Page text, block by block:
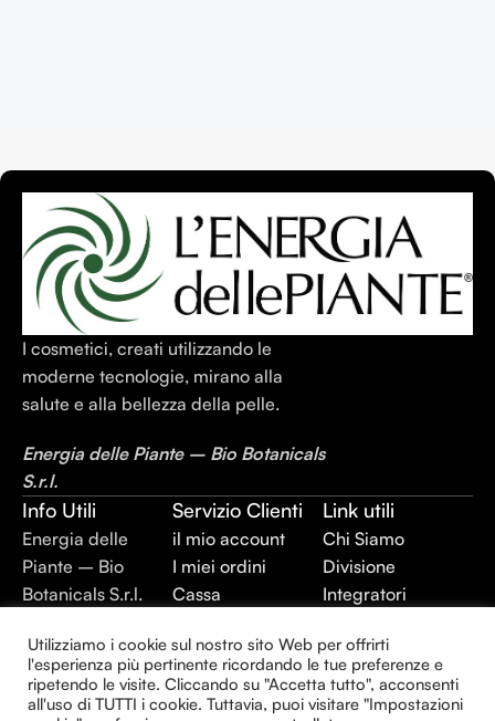
I cosmetici, creati utilizzando le
moderne tecnologie, mirano alla
salute e alla bellezza della pelle.
Energia delle Piante – Bio Botanicals
S.r.l.
Info Utili
Energia delle
Piante – Bio
Botanicals S.r.l.
02403420744
REA: BR –
143930
Servizio Clienti
il mio account
I miei ordini
Cassa
Condizioni
Privacy Policy
Link utili
Chi Siamo
Divisione
Integratori
Divisione Plant
Extraction
Divisione
Utilizziamo i cookie sul nostro sito Web per offrirti
l'esperienza più pertinente ricordando le tue preferenze e
ripetendo le visite. Cliccando su "Accetta tutto", acconsenti
all'uso di TUTTI i cookie. Tuttavia, puoi visitare "Impostazioni